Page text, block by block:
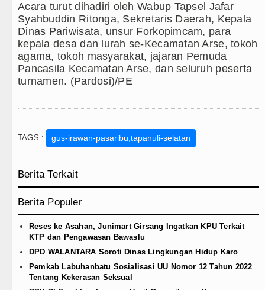
Acara turut dihadiri oleh Wabup Tapsel Jafar
Syahbuddin Ritonga, Sekretaris Daerah, Kepala
Dinas Pariwisata, unsur Forkopimcam, para
kepala desa dan lurah se-Kecamatan Arse, tokoh
agama, tokoh masyarakat, jajaran Pemuda
Pancasila Kecamatan Arse, dan seluruh peserta
turnamen. (Pardosi)/PE
TAGS : gus-irawan-pasaribu,tapanuli-selatan
Berita Terkait
Berita Populer
Reses ke Asahan, Junimart Girsang Ingatkan KPU Terkait
KTP dan Pengawasan Bawaslu
DPD WALANTARA Soroti Dinas Lingkungan Hidup Karo
Pemkab Labuhanbatu Sosialisasi UU Nomor 12 Tahun 2022
Tentang Kekerasan Seksual